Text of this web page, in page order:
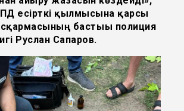
есірткі қылмысына қарсы
бастығы полиция
Руслан Сапаров.